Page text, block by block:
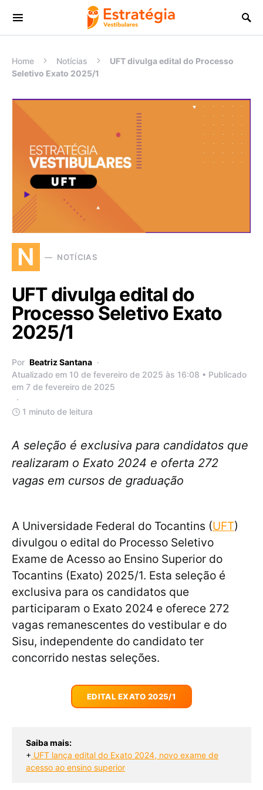
Procurar:
Home Notícias
UFT divulga edital do Processo
Seletivo Exato 2025/1
N NOTÍCIAS
UFT divulga edital do
Processo Seletivo Exato
2025/1
Por Beatriz Santana
Atualizado em 10 de fevereiro de 2025 às 16:08 • Publicado
em 7 de fevereiro de 2025
1 minuto de leitura
A seleção é exclusiva para candidatos que
realizaram o Exato 2024 e oferta 272
vagas em cursos de graduação
A Universidade Federal do Tocantins (UFT)
divulgou o edital do Processo Seletivo
Exame de Acesso ao Ensino Superior do
Tocantins (Exato) 2025/1. Esta seleção é
exclusiva para os candidatos que
participaram o Exato 2024 e oferece 272
vagas remanescentes do vestibular e do
Sisu, independente do candidato ter
concorrido nestas seleções.
EDITAL EXATO 2025/1
Saiba mais:
+ UFT lança edital do Exato 2024, novo exame de
acesso ao ensino superior